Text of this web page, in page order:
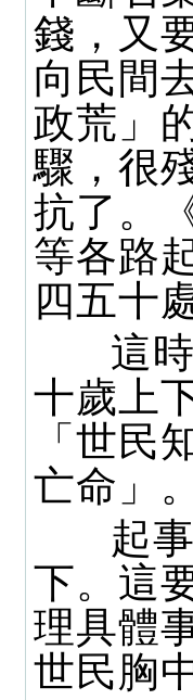
錢，又
向民間
政荒」
驟，很
抗了。
等各路
四五十
這時
十歲上
「世民
亡命」
起事
下。這
理具體
世民胸